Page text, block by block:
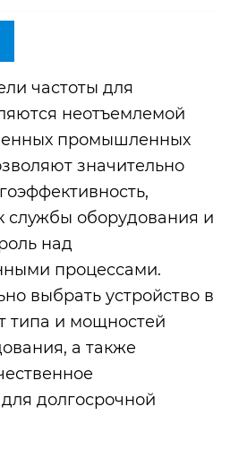
частоты для
неотъемлемой
промышленных
значительно
службы оборудования и
над
процессами.
выбрать устройство в
типа и мощностей
а также
долгосрочной